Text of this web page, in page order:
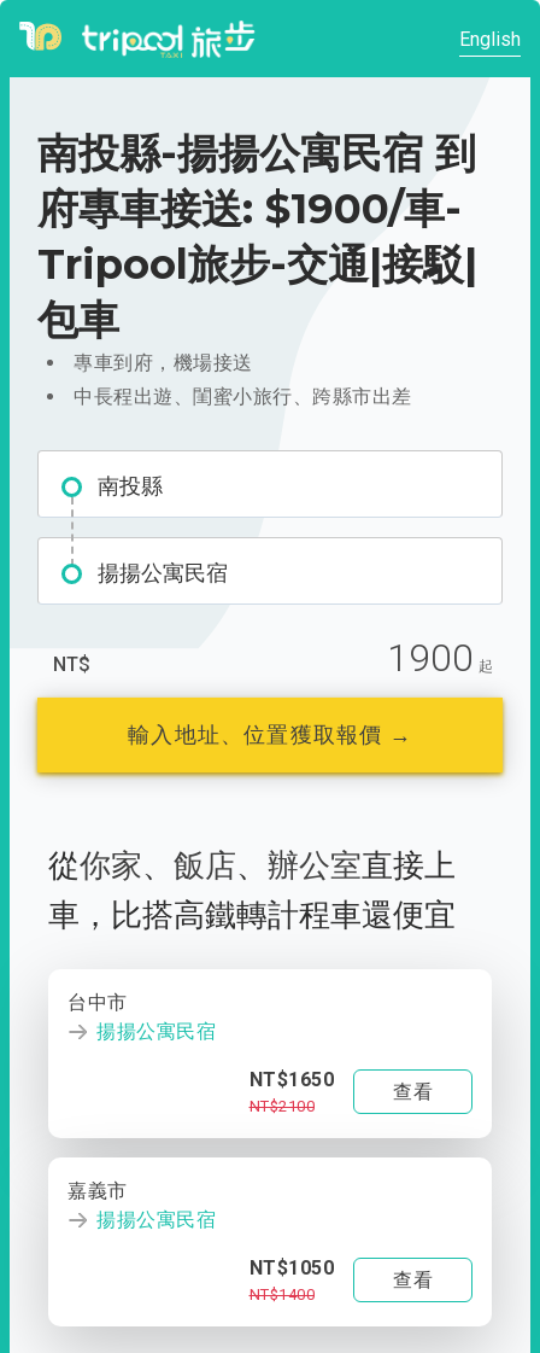
English
南投縣-揚揚公寓民宿 到
府專車接送: $1900/車-
Tripool旅步-交通|接駁|
包車
專車到府，機場接送
中長程出遊、閨蜜小旅行、跨縣市出差
南投縣
揚揚公寓民宿
NT$ 1900 起
輸入地址、位置獲取報價 →
從你家、 飯店、 辦公室直接上
車， 比搭高鐵轉計程車還便宜
台中市
揚揚公寓民宿
NT$1650
NT$2100
查看
嘉義市
揚揚公寓民宿
NT$1050
NT$1400
查看